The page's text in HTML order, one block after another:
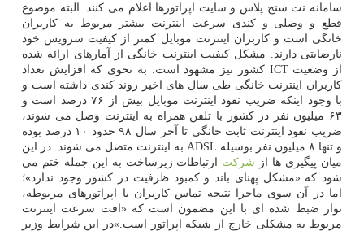
سامانه نت سنج پلاس و سایت اپراتورها اعلام می كنند. البته موضوع
قطع و وصلی و كندی سرعت اینترنت بیشتر مربوط به كاربران
خانگی است و كاربران اینترنت موبایل كمتر از كیفیت سرویس خود
نارضایتی دارند. مشكل كیفیت اینترنت خانگی از آمارهای ارائه شده
از وضعیت ICT كشور نیز مشهود است. به نحوی كه افزایش تعداد
كاربران اینترنت خانگی طی سال های اخیر روند كندی داشته است و
با وجود اینكه ضریب نفوذ اینترنت موبایل بیش از ۷۶ درصد است و
۶۳ میلیون نفر در كشور با تلفن همراه به اینترنت وصل می شوند،
ضریب نفوذ اینترنت ثابت خانگی تا آخر سال ۹۸ حدود ۱۰ درصد بوده
و تنها ۸ میلیون نفر بوسیله ADSL به اینترنت متصل می شوند. در این
میان پیگیری ها از شركت ارتباطات زیرساخت به این جمله ختم می
شود كه «مشكل پهنای باند و كمبود ظرفیت در كشور وجود ندارد»؛
اما در آن سوی ماجرا نتیجه تماس كاربران با اپراتورهای مربوطه،
نوار ضبط شده ای با این مضمون است كه «افت سرعت اینترنت
مربوط به مشكلی خارج از شبكه اپراتور است.»در این شرایط وزیر